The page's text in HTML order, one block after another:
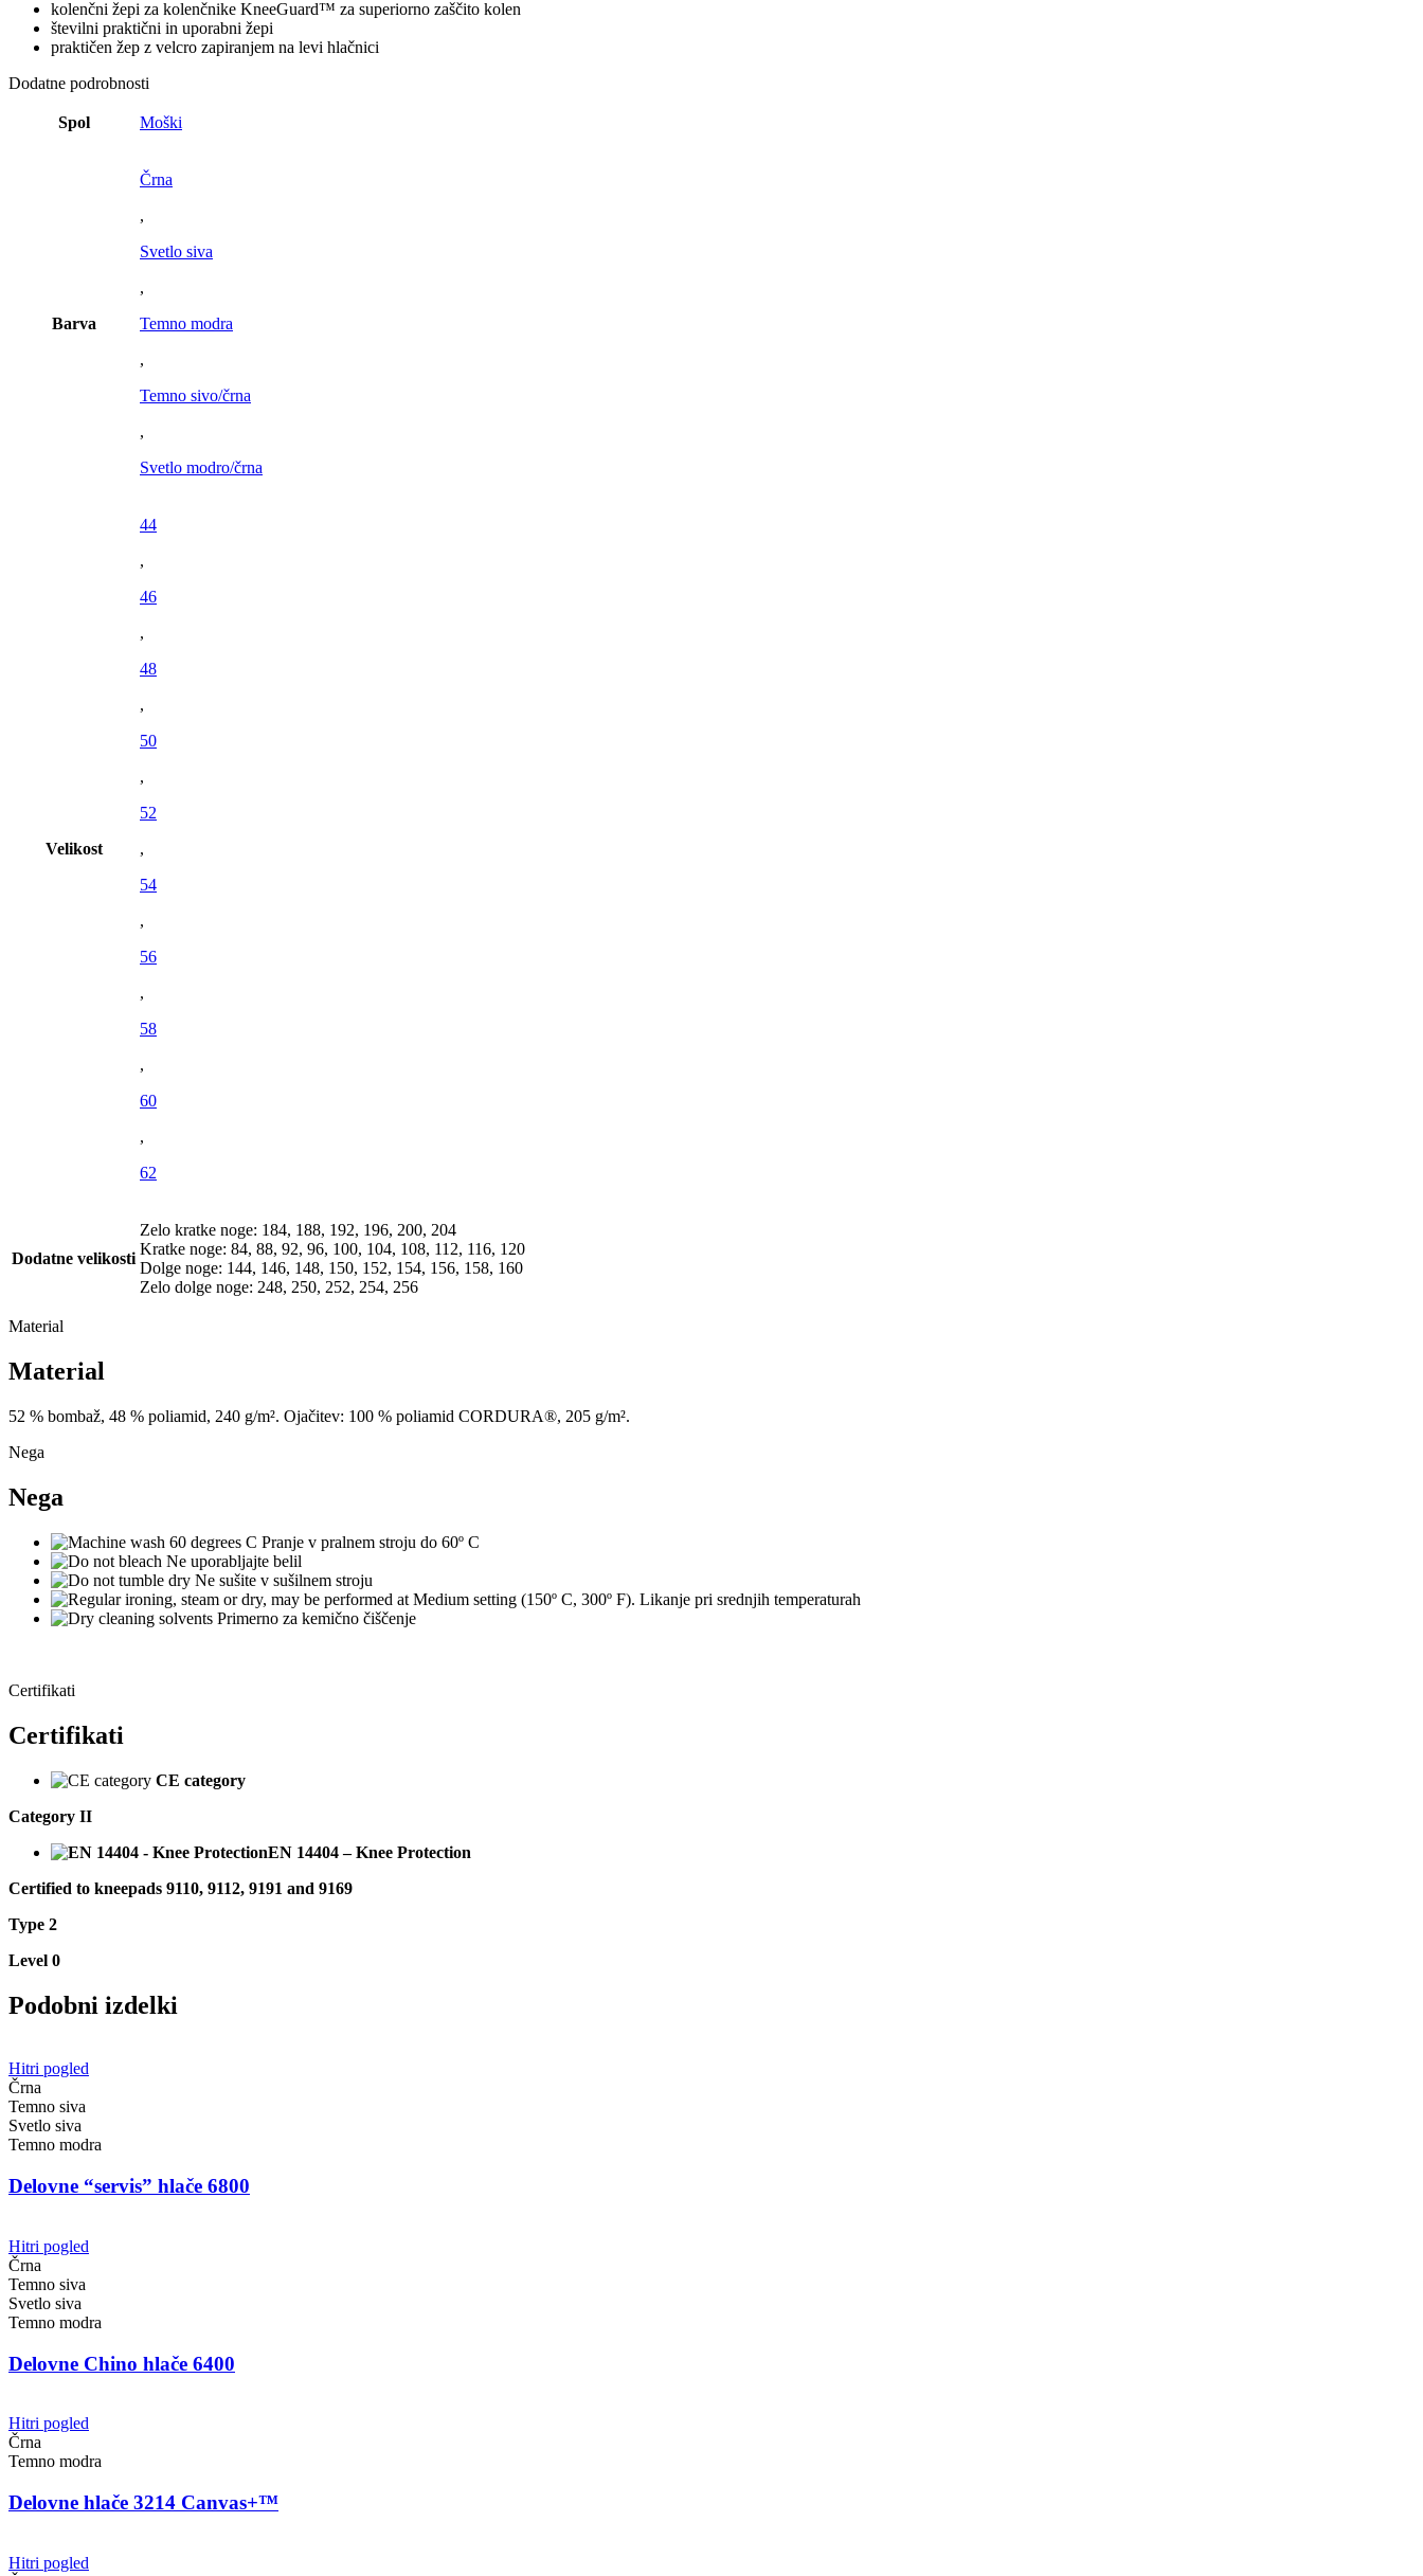
kolenčni žepi za kolenčnike KneeGuard™ za superiorno zaščito kolen
številni praktični in uporabni žepi
praktičen žep z velcro zapiranjem na levi hlačnici
Dodatne podrobnosti
Spol Moški
Barva
Črna
,
Svetlo siva
,
Temno modra
,
Temno sivo/črna
,
Svetlo modro/črna
Velikost
44
,
46
,
48
,
50
,
52
,
54
,
56
,
58
,
60
,
62
Dodatne velikosti
Zelo kratke noge: 184, 188, 192, 196, 200, 204
Kratke noge: 84, 88, 92, 96, 100, 104, 108, 112, 116, 120
Dolge noge: 144, 146, 148, 150, 152, 154, 156, 158, 160
Zelo dolge noge: 248, 250, 252, 254, 256
Material
Material
52 % bombaž, 48 % poliamid, 240 g/m². Ojačitev: 100 % poliamid CORDURA®, 205 g/m².
Nega
Nega
Pranje v pralnem stroju do 60º C
Ne uporabljajte belil
Ne sušite v sušilnem stroju
Likanje pri srednjih temperaturah
Primerno za kemično čiščenje
Certifikati
Certifikati
CE category
Category II
EN 14404 – Knee Protection
Certified to kneepads 9110, 9112, 9191 and 9169
Type 2
Level 0
Podobni izdelki
Hitri pogled
Črna
Temno siva
Svetlo siva
Temno modra
Delovne “servis” hlače 6800
Hitri pogled
Črna
Temno siva
Svetlo siva
Temno modra
Delovne Chino hlače 6400
Hitri pogled
Črna
Temno modra
Delovne hlače 3214 Canvas+™
Hitri pogled